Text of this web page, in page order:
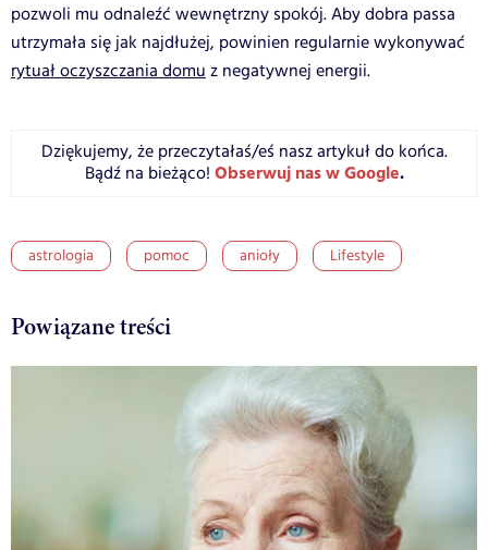
pozwoli mu odnaleźć wewnętrzny spokój. Aby dobra passa
utrzymała się jak najdłużej, powinien regularnie wykonywać
rytuał oczyszczania domuz negatywnej energii.
Dziękujemy, że przeczytałaś/eś nasz artykuł do końca.
Bądź na bieżąco! Obserwuj nas w Google.
astrologia pomoc anioły Lifestyle
Powiązane treści